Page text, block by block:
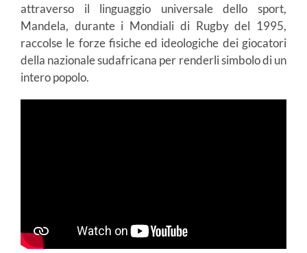
attraverso il linguaggio universale dello sport,
Mandela, durante i Mondiali di Rugby del 1995,
raccolse le forze fisiche ed ideologiche dei giocatori
della nazionale sudafricana per renderli simbolo di un
intero popolo.